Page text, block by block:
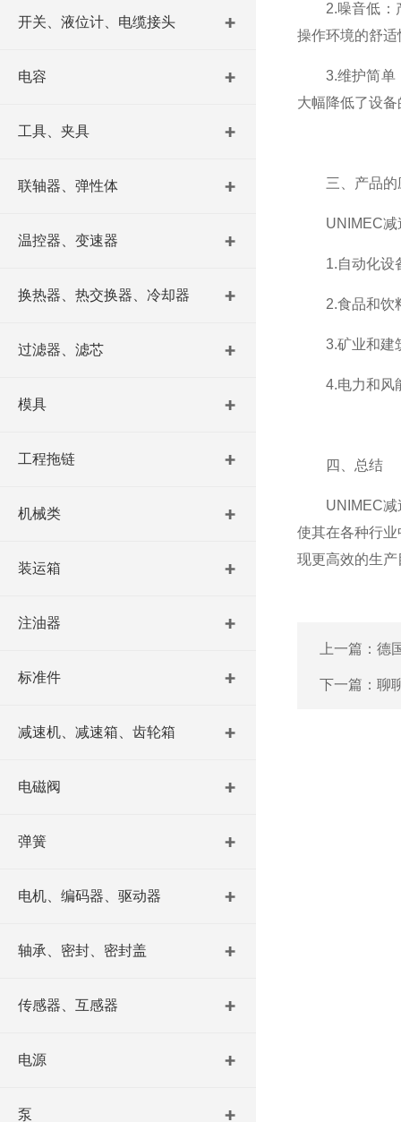
开关、液位计、电缆接头
电容
工具、夹具
联轴器、弹性体
温控器、变速器
换热器、热交换器、冷却器
过滤器、滤芯
模具
工程拖链
机械类
装运箱
注油器
标准件
减速机、减速箱、齿轮箱
电磁阀
弹簧
电机、编码器、驱动器
轴承、密封、密封盖
传感器、互感器
电源
泵
2.噪音低：产
操作环境的舒
3.维护简单：
大幅降低了设
三、产品的
UNIMEC减速
1.自动化设备
2.食品和饮料
3.矿业和建筑
4.电力和风能
四、总结
UNIMEC减速
使其在各种行
现更高效的生产
上一篇： 德
下一篇： 聊